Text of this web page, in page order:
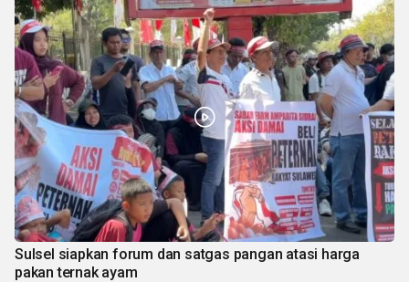
Sulsel siapkan forum dan satgas pangan atasi harga
pakan ternak ayam